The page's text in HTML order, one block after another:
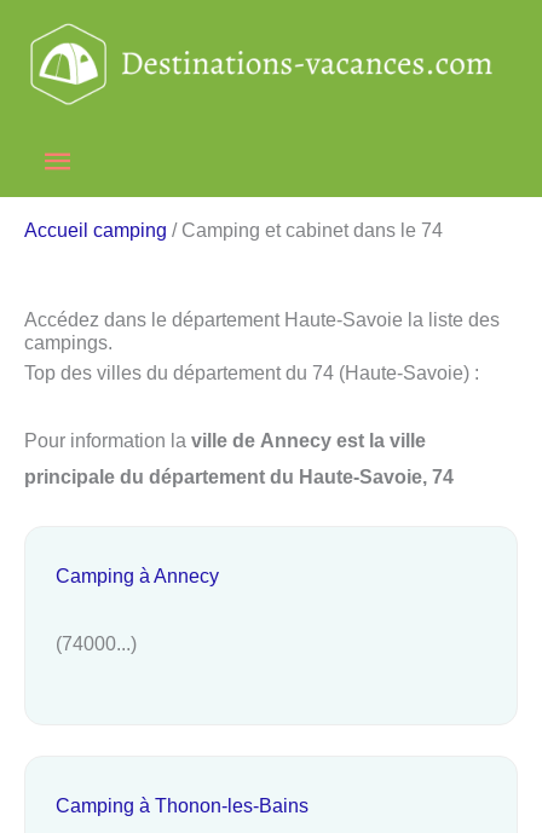
contenu
Menu
principal
Accueil camping / Camping et cabinet dans le 74
Accédez dans le département Haute-Savoie la liste des
campings.
Top des villes du département du 74 (Haute-Savoie) :
Pour information la ville de Annecy est la ville
principale du département du Haute-Savoie, 74
Camping à Annecy
(74000...)
Camping à Thonon-les-Bains